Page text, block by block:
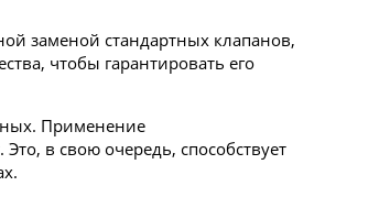
заменой стандартных клапанов,
чтобы гарантировать его
Применение
в свою очередь, способствует